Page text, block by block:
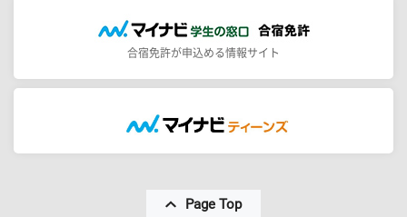
合宿免許が申込める情報サイト
Page Top